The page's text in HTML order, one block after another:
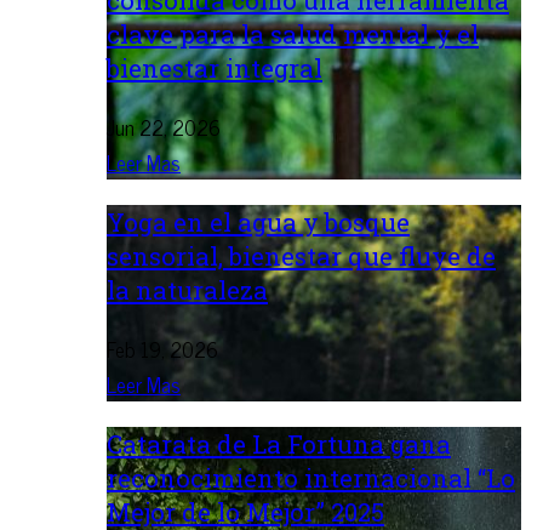
clave para la salud mental y el
bienestar integral
Jun 22, 2026
Leer Mas
Yoga en el agua y bosque
sensorial, bienestar que fluye de
la naturaleza
Feb 19, 2026
Leer Mas
Catarata de La Fortuna gana
reconocimiento internacional “Lo
Mejor de lo Mejor” 2025